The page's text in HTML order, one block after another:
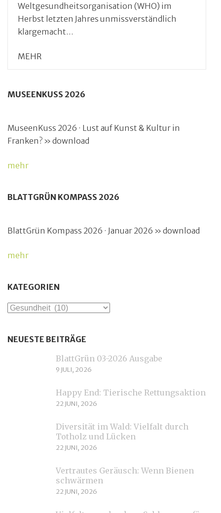
Weltgesundheitsorganisation (WHO) im
Herbst letzten Jahres unmissverständlich
klargemacht…
MEHR
MUSEENKUSS 2026
MuseenKuss 2026 · Lust auf Kunst & Kultur in
Franken? » download
mehr
BLATTGRÜN KOMPASS 2026
BlattGrün Kompass 2026 · Januar 2026 » download
mehr
KATEGORIEN
Kategorien
NEUESTE BEITRÄGE
BlattGrün 03-2026 Ausgabe
9 JULI, 2026
Happy End: Tierische Rettungsaktion
22 JUNI, 2026
Diversität im Wald: Vielfalt durch
Totholz und Lücken
22 JUNI, 2026
Vertrautes Geräusch: Wenn Bienen
schwärmen
22 JUNI, 2026